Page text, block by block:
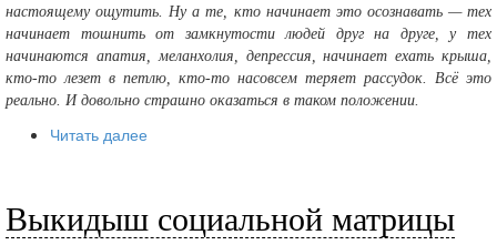
настоящему ощутить. Ну а те, кто начинает это осознавать — тех
начинает тошнить от замкнутости людей друг на друге, у тех
начинаются апатия, меланхолия, депрессия, начинает ехать крыша,
кто-то лезет в петлю, кто-то насовсем теряет рассудок. Всё это
реально. И довольно страшно оказаться в таком положении.
Читать далее
Выкидыш социальной матрицы